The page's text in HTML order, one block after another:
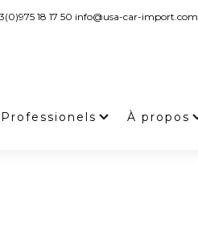
18 17 50 info@usa-car-import.com
Professionels À propos